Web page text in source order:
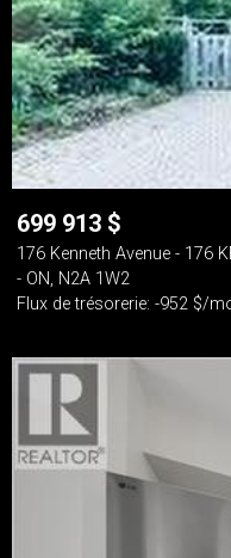
699 913 $
176 Kenneth Avenue - 176
- ON, N2A 1W2
Flux de trésorerie: -952 $/